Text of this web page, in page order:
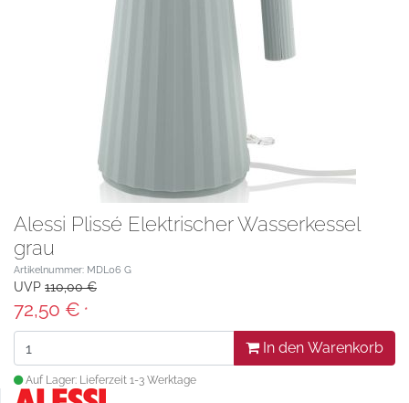
Alessi Plissé Elektrischer Wasserkessel
grau
Artikelnummer: MDL06 G
UVP 110,00 €
72,50 € *
In den Warenkorb
Auf Lager: Lieferzeit 1-3 Werktage